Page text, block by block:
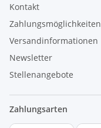
Kontakt
Zahlungsmöglichkeiten
Versandinformationen
Newsletter
Stellenangebote
Zahlungsarten